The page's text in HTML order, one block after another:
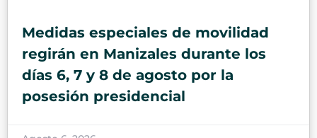
Medidas especiales de movilidad
regirán en Manizales durante los
días 6, 7 y 8 de agosto por la
posesión presidencial